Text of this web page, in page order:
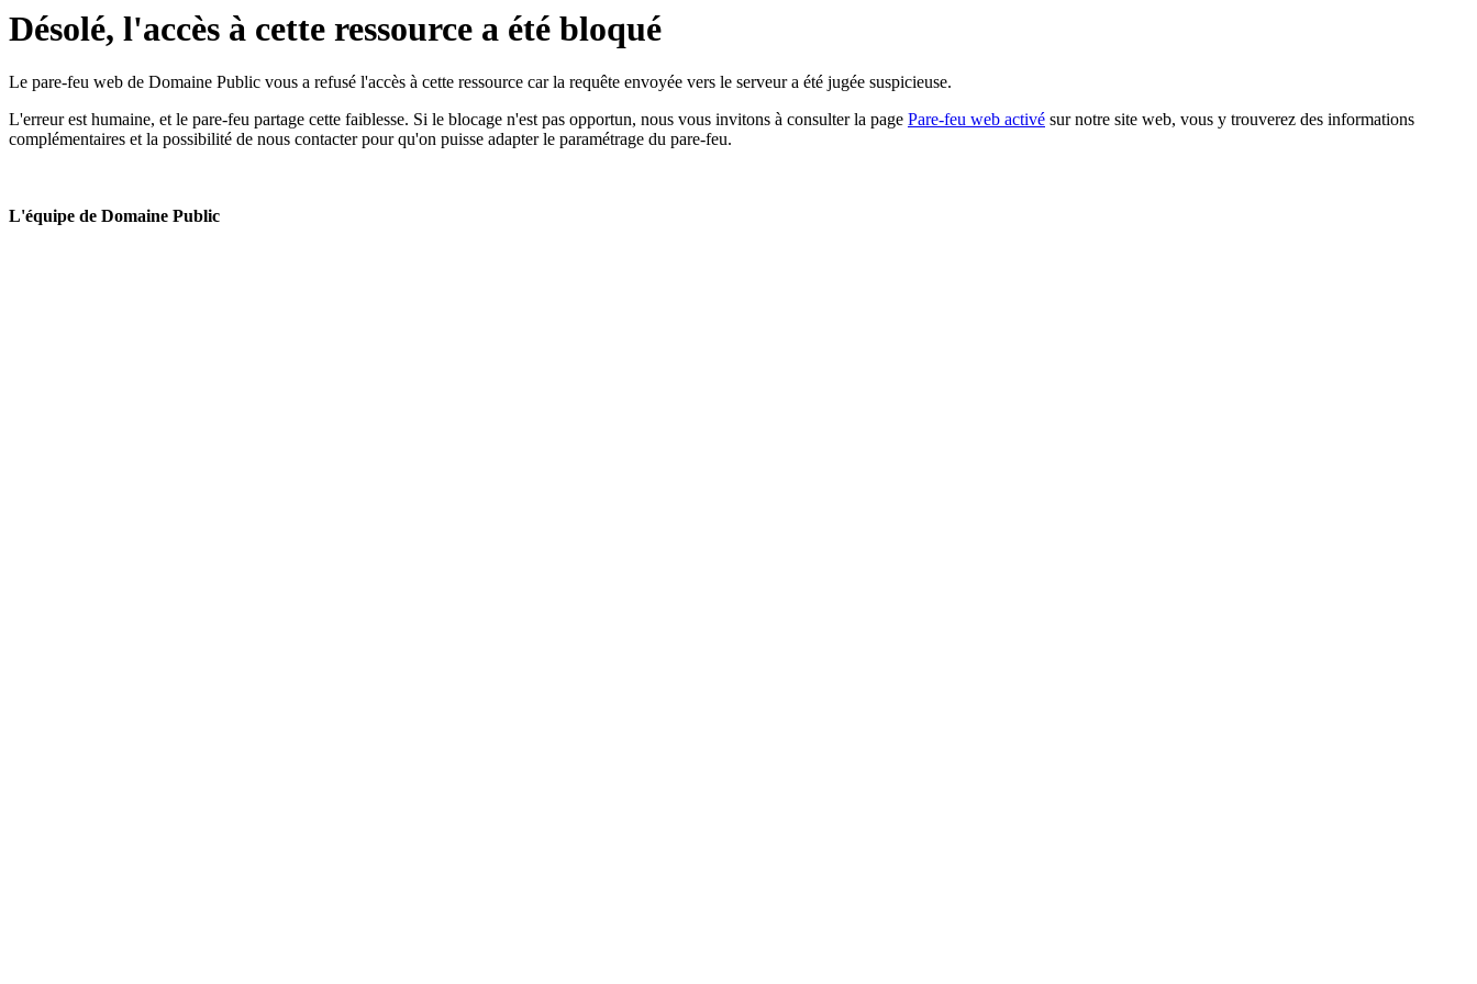
Désolé, l'accès à cette ressource a été bloqué
Le pare-feu web de Domaine Public vous a refusé l'accès à cette ressource car la requête envoyée vers le serveur a été jugée suspicieuse.
L'erreur est humaine, et le pare-feu partage cette faiblesse. Si le blocage n'est pas opportun, nous vous invitons à consulter la page Pare-feu web activé sur notre site web, vous y trouverez des informations
complémentaires et la possibilité de nous contacter pour qu'on puisse adapter le paramétrage du pare-feu.
L'équipe de Domaine Public